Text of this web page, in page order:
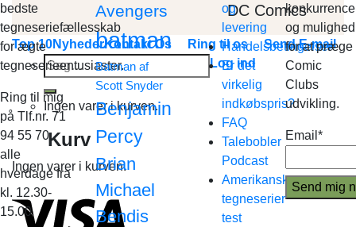
DC Comics
Top 10NyhederKontakt Os Ring til os
Send E-mail
Søg
efter:
Log ind
Ingen varer i kurven.
Kurv
Ingen varer i kurven.
bedste
tegneseriefællesskab
for ægte
tegneserieentusiaster.
Ring til mig
på Tlf.nr. 71
94 55 70
alle
hverdage fra
kl. 12.30-
15.00
Avengers
batman
Batman af
Scott Snyder
Benjamin
Percy
Brian
Michael
Bendis
og
levering
Handelsbetingelser
Er det
virkelig
indkøbspris?
FAQ
Talebobler
Podcast
Amerikanske
tegneserier
test
og mulighed
for at præge
Comic
Clubs
udvikling.
Email*